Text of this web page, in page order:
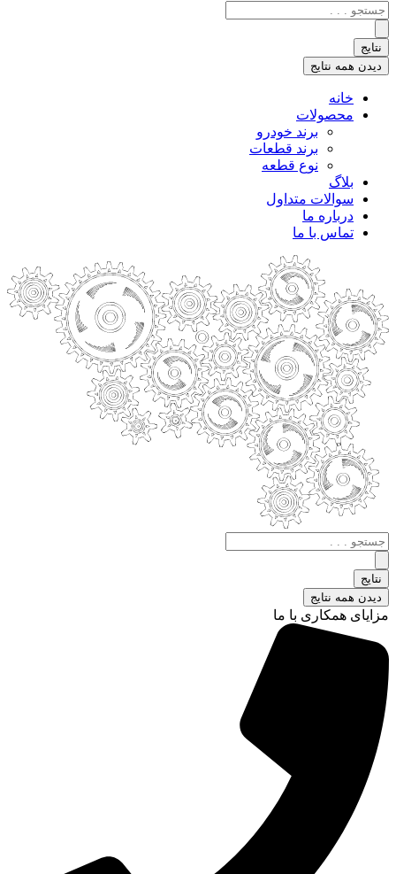
جستجو
.
.
.
نتایج
دیدن همه نتایج
خانه
محصولات
برند خودرو
برند قطعات
نوع قطعه
بلاگ
سوالات متداول
درباره ما
تماس با ما
جستجو
.
.
.
نتایج
دیدن همه نتایج
مزایای همکاری با ما